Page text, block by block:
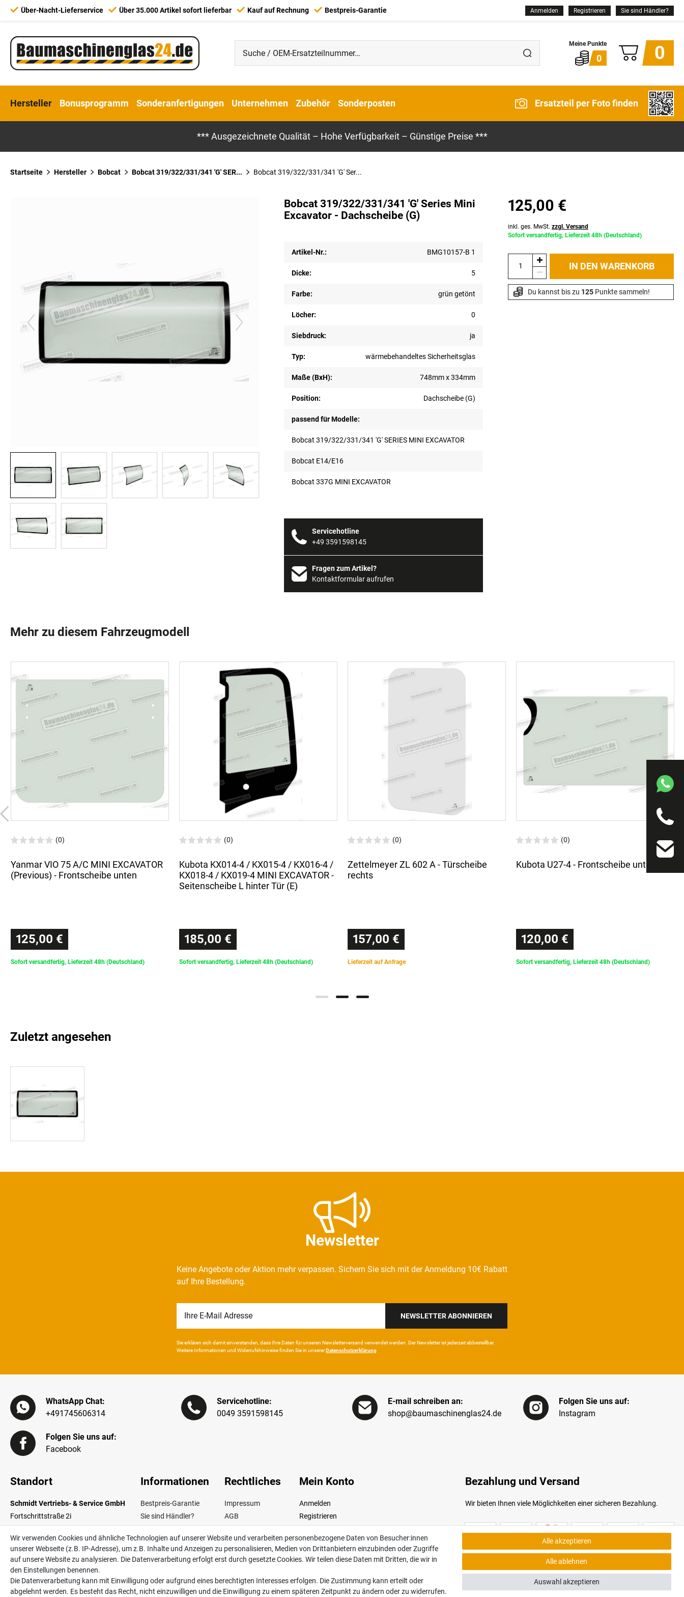
Über-Nacht-Lieferservice Über 35.000 Artikel sofort lieferbar Kauf auf Rechnung Bestpreis-Garantie Anmelden Registrieren Sie sind Händler?
0 0
Hersteller Bonusprogramm Sonderanfertigungen Unternehmen Zubehör Sonderposten Ersatzteil per Foto finden
*** Ausgezeichnete Qualität – Hohe Verfügbarkeit – Günstige Preise ***
Startseite Hersteller Bobcat Bobcat 319/322/331/341 'G' SER... Bobcat 319/322/331/341 'G' Ser...
Bobcat 319/322/331/341 'G' Series Mini
Excavator - Dachscheibe (G)
Artikel-Nr.: BMG10157-B 1
Dicke: 5
Farbe: grün getönt
Löcher: 0
Siebdruck: ja
Typ: wärmebehandeltes Sicherheitsglas
Maße (BxH): 748mm x 334mm
Position: Dachscheibe (G)
passend für Modelle:
Bobcat 319/322/331/341 'G' SERIES MINI EXCAVATOR
Bobcat E14/E16
Bobcat 337G MINI EXCAVATOR
Servicehotline
+49 3591598145
Fragen zum Artikel?
Kontaktformular aufrufen
125,00 €
inkl. ges. MwSt. zzgl. Versand
Sofort versandfertig, Lieferzeit 48h (Deutschland)
IN DEN WARENKORB
Du kannst bis zu 125 Punkte sammeln!
Mehr zu diesem Fahrzeugmodell
(0)
Yanmar VIO 75 A/C MINI EXCAVATOR
(Previous) - Frontscheibe unten
125,00 €
Sofort versandfertig, Lieferzeit 48h (Deutschland)
(0)
Kubota KX014-4 / KX015-4 / KX016-4 /
KX018-4 / KX019-4 MINI EXCAVATOR -
Seitenscheibe L hinter Tür (E)
185,00 €
Sofort versandfertig, Lieferzeit 48h (Deutschland)
(0)
Zettelmeyer ZL 602 A - Türscheibe
rechts
157,00 €
Lieferzeit auf Anfrage
(0)
Kubota U27-4 - Frontscheibe unten
120,00 €
Sofort versandfertig, Lieferzeit 48h (Deutschland)
Zuletzt angesehen
Newsletter
Keine Angebote oder Aktion mehr verpassen. Sichern Sie sich mit der Anmeldung 10€ Rabatt
auf Ihre Bestellung.
Honig
NEWSLETTER ABONNIEREN
Sie erklären sich damit ein­ver­standen, dass Ihre Da­ten für unseren News­letter­versand ver­wen­det werden. Der News­letter ist jeder­zeit ab­bestel­lbar.
Weitere Infor­mationen und Wider­rufshin­weise finden Sie in unsererDaten­schutz­erklärung
WhatsApp Chat:
+491745606314
Servicehotline:
0049 3591598145
E-mail schreiben an:
shop@baumaschinenglas24.de
Folgen Sie uns auf:
Instagram
Folgen Sie uns auf:
Facebook
Standort
Schmidt Vertriebs- & Service GmbH
Fortschrittstraße 2i
Germany
Informationen
Bestpreis-Garantie
Sie sind Händler?
Lieferinformationen
Über uns
Rechtliches
Impressum
AGB
Datenschutz
Vertrag widerrufen
Mein Konto
Anmelden
Registrieren
Bezahlung und Versand
Wir bieten Ihnen viele Möglichkeiten einer sicheren Bezahlung.
Wir verwenden Cookies und ähnliche Technologien auf unserer Website und verarbeiten personenbezogene Daten von Besucher:innen
unserer Webseite (z.B. IP-Adresse), um z.B. Inhalte und Anzeigen zu personalisieren, Medien von Drittanbietern einzubinden oder Zugriffe
auf unsere Website zu analysieren. Die Datenverarbeitung erfolgt erst durch gesetzte Cookies. Wir teilen diese Daten mit Dritten, die wir in
den Einstellungen benennen.
Die Datenverarbeitung kann mit Einwilligung oder aufgrund eines berechtigten Interesses erfolgen. Die Zustimmung kann erteilt oder
abgelehnt werden. Es besteht das Recht, nicht einzuwilligen und die Einwilligung zu einem späteren Zeitpunkt zu ändern oder zu widerrufen.
Alle akzeptieren
Alle ablehnen
Auswahl akzeptieren